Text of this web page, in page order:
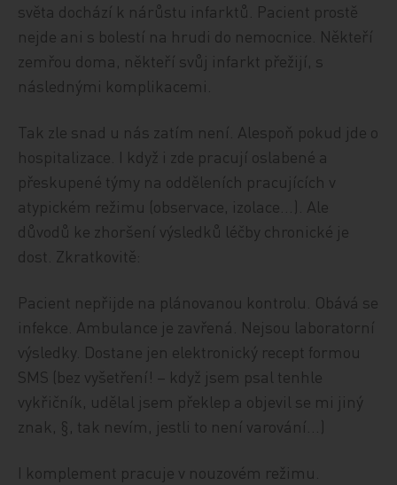
světa dochází k nárůstu infarktů. Pacient prostě
nejde ani s bolestí na hrudi do nemocnice. Někteří
zemřou doma, někteří svůj infarkt přežijí, s
následnými komplikacemi.
Tak zle snad u nás zatím není. Alespoň pokud jde o
hospitalizace. I když i zde pracují oslabené a
přeskupené týmy na odděleních pracujících v
atypickém režimu (observace, izolace…). Ale
důvodů ke zhoršení výsledků léčby chronické je
dost. Zkratkovitě:
Pacient nepřijde na plánovanou kontrolu. Obává se
infekce. Ambulance je zavřená. Nejsou laboratorní
výsledky. Dostane jen elektronický recept formou
SMS (bez vyšetření! – když jsem psal tenhle
vykřičník, udělal jsem překlep a objevil se mi jiný
znak, §, tak nevím, jestli to není varování…)
I komplement pracuje v nouzovém režimu.